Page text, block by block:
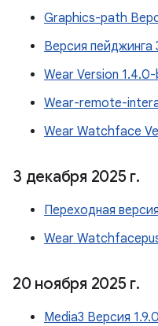
Graphics-path
Версия
Wear Version
Wear-remote-
Wear Watchface
3 декабря 2025 г.
Переходная
Wear
20 ноября 2025 г.
Media3 Версия